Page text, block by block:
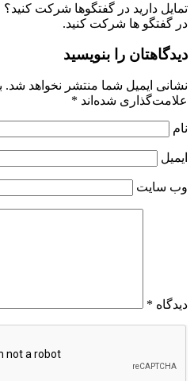
تمایل دارید در گفتگوها شرکت کنید؟
در گفتگو ها شرکت کنید.
دیدگاهتان را بنویسید
نشانی ایمیل شما منتشر نخواهد شد.
علامت‌گذاری شده‌اند *
نام
ایمیل
وب‌ سایت
دیدگاه *